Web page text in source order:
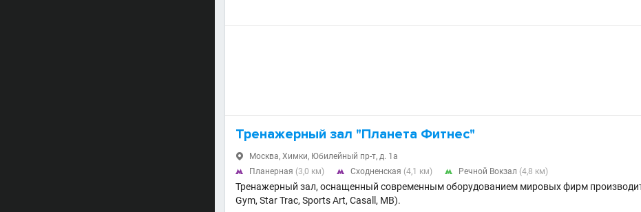
Тренажерный зал "Планета Фитнес"
 Москва, Химки, Юбилейный пр-т, д. 1а
 Планерная (3,0 км)  Сходненская (4,1 км)  Речной Вокзал (4,8 км)
Тренажерный зал, оснащенный современным оборудованием мировых фирм
Gym, Star Trac, Sports Art, Casall, MB).